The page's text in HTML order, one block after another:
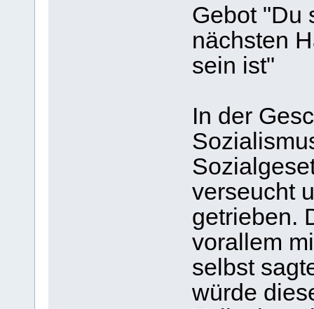
Gebot "Du
nächsten
sein ist"
In der
verseucht
getrieben.
vorallem
selbst
würde